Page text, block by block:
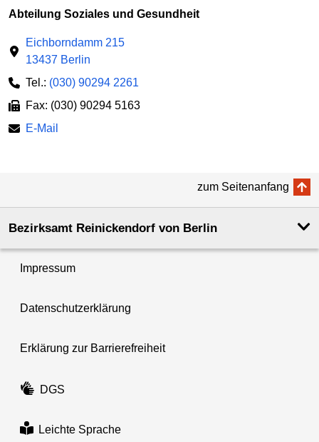
Abteilung Soziales und Gesundheit
Eichborndamm 215
13437 Berlin
Tel.: (030) 90294 2261
Fax: (030) 90294 5163
E-Mail
zum Seitenanfang
Bezirksamt Reinickendorf von Berlin
Impressum
Datenschutzerklärung
Erklärung zur Barrierefreiheit
DGS
Leichte Sprache